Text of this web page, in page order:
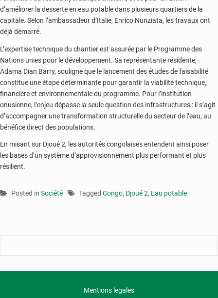
d’améliorer la desserte en eau potable dans plusieurs quartiers de la
capitale. Selon l’ambassadeur d’Italie, Enrico Nunziata, les travaux ont
déjà démarré.
L’expertise technique du chantier est assurée par le Programme des
Nations unies pour le développement. Sa représentante résidente,
Adama Dian Barry, souligne que le lancement des études de faisabilité
constitue une étape déterminante pour garantir la viabilité technique,
financière et environnementale du programme. Pour l’institution
onusienne, l’enjeu dépasse la seule question des infrastructures : il s’agit
d’accompagner une transformation structurelle du secteur de l’eau, au
bénéfice direct des populations.
En misant sur Djoué 2, les autorités congolaises entendent ainsi poser
les bases d’un système d’approvisionnement plus performant et plus
résilient.
Posted in Société Tagged Congo, Djoué 2, Eau potable
Mentions legales